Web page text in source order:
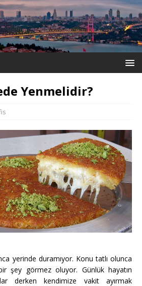
Yenmelidir?
yerinde duramıyor. Konu tatlı olunca
şey görmez oluyor. Günlük hayatın
derken kendimize vakit ayırmak